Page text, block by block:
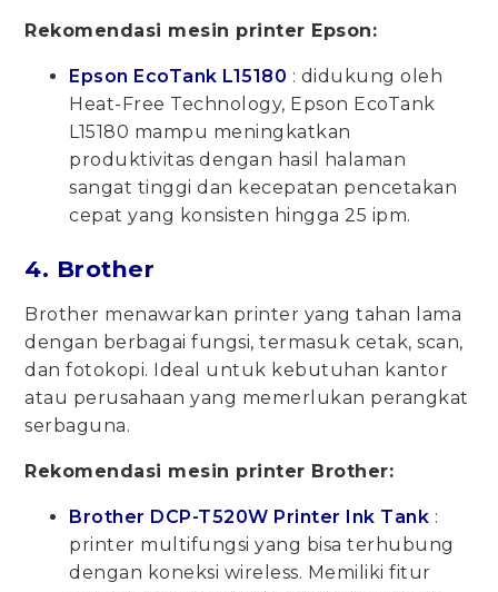
Rekomendasi mesin printer Epson:
Epson EcoTank L15180 : didukung oleh
Heat-Free Technology, Epson EcoTank
L15180 mampu meningkatkan
produktivitas dengan hasil halaman
sangat tinggi dan kecepatan pencetakan
cepat yang konsisten hingga 25 ipm.
4. Brother
Brother menawarkan printer yang tahan lama
dengan berbagai fungsi, termasuk cetak, scan,
dan fotokopi. Ideal untuk kebutuhan kantor
atau perusahaan yang memerlukan perangkat
serbaguna.
Rekomendasi mesin printer Brother:
Brother DCP-T520W Printer Ink Tank :
printer multifungsi yang bisa terhubung
dengan koneksi wireless. Memiliki fitur